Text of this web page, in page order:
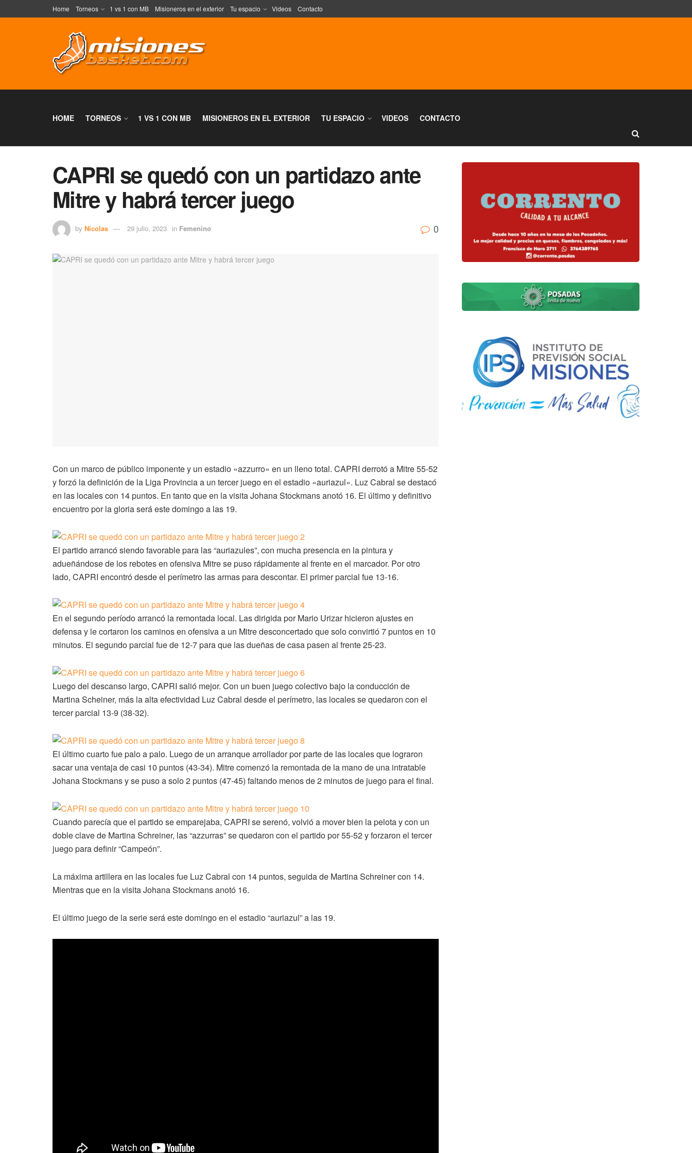
Home Torneos 1 vs 1 con MB Misioneros en el exterior Tu espacio Videos Contacto
HOME TORNEOS 1 VS 1 CON MB MISIONEROS EN EL EXTERIOR TU ESPACIO VIDEOS CONTACTO
CAPRI se quedó con un partidazo ante
Mitre y habrá tercer juego
by Nicolas 29 julio, 2023 in Femenino 0
Con un marco de público imponente y un estadio «azzurro» en un lleno total. CAPRI derrotó a Mitre 55-52
y forzó la definición de la Liga Provincia a un tercer juego en el estadio «auriazul». Luz Cabral se destacó
en las locales con 14 puntos. En tanto que en la visita Johana Stockmans anotó 16. El último y definitivo
encuentro por la gloria será este domingo a las 19.
El partido arrancó siendo favorable para las “auriazules”, con mucha presencia en la pintura y
adueñándose de los rebotes en ofensiva Mitre se puso rápidamente al frente en el marcador. Por otro
lado, CAPRI encontró desde el perímetro las armas para descontar. El primer parcial fue 13-16.
En el segundo período arrancó la remontada local. Las dirigida por Mario Urizar hicieron ajustes en
defensa y le cortaron los caminos en ofensiva a un Mitre desconcertado que solo convirtió 7 puntos en 10
minutos. El segundo parcial fue de 12-7 para que las dueñas de casa pasen al frente 25-23.
Luego del descanso largo, CAPRI salió mejor. Con un buen juego colectivo bajo la conducción de
Martina Scheiner, más la alta efectividad Luz Cabral desde el perímetro, las locales se quedaron con el
tercer parcial 13-9 (38-32).
El último cuarto fue palo a palo. Luego de un arranque arrollador por parte de las locales que lograron
sacar una ventaja de casi 10 puntos (43-34). Mitre comenzó la remontada de la mano de una intratable
Johana Stockmans y se puso a solo 2 puntos (47-45) faltando menos de 2 minutos de juego para el final.
Cuando parecía que el partido se emparejaba, CAPRI se serenó, volvió a mover bien la pelota y con un
doble clave de Martina Schreiner, las “azzurras” se quedaron con el partido por 55-52 y forzaron el tercer
juego para definir “Campeón”.
La máxima artillera en las locales fue Luz Cabral con 14 puntos, seguida de Martina Schreiner con 14.
Mientras que en la visita Johana Stockmans anotó 16.
El último juego de la serie será este domingo en el estadio “auriazul” a las 19.